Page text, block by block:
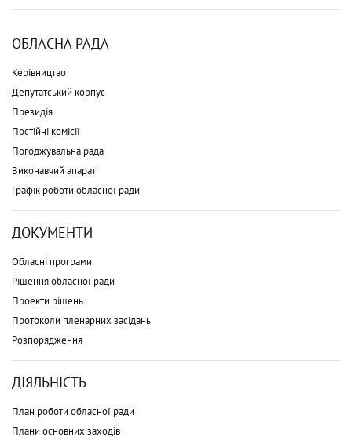
ОБЛАСНА РАДА
Керівництво
Депутатський корпус
Президія
Постійні комісії
Погоджувальна рада
Виконавчий апарат
Графік роботи обласної ради
ДОКУМЕНТИ
Обласні програми
Рішення обласної ради
Проекти рішень
Протоколи пленарних засідань
Розпорядження
ДІЯЛЬНІСТЬ
План роботи обласної ради
Плани основних заходів